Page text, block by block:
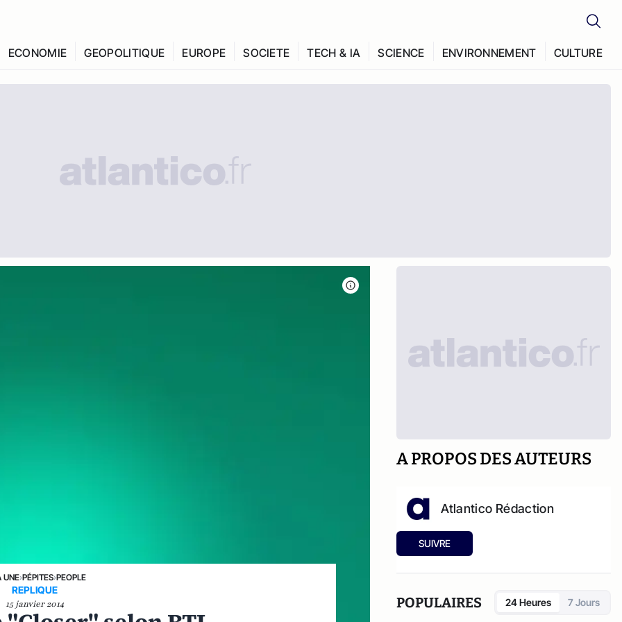
ECONOMIE GEOPOLITIQUE EUROPE SOCIETE TECH & IA SCIENCE ENVIRONNEMENT CULTURE
UNE›PÉPITES›PEOPLE
REPLIQUE
15 janvier 2014
A PROPOS DES AUTEURS
Atlantico Rédaction
SUIVRE
POPULAIRES 24 Heures 7 Jours